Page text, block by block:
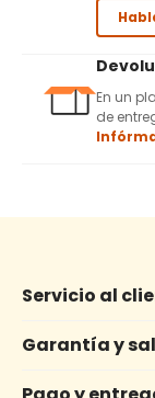
En un
de
Servicio al
Garantía y